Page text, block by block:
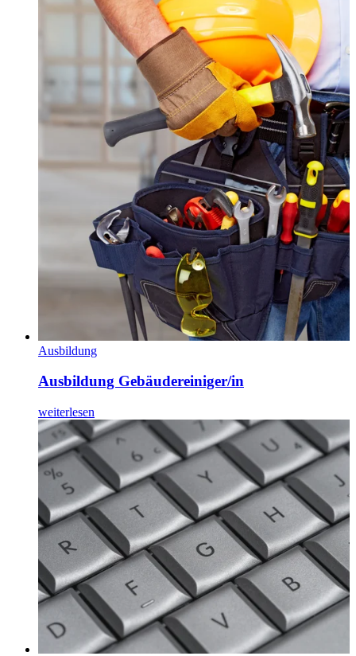
Ausbildung
Ausbildung Gebäudereiniger/in
weiterlesen